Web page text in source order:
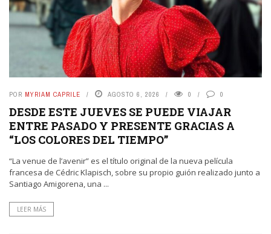
POR MYRIAM CAPRILE AGOSTO 6, 2026 0 0
DESDE ESTE JUEVES SE PUEDE VIAJAR
ENTRE PASADO Y PRESENTE GRACIAS A
“LOS COLORES DEL TIEMPO”
“La venue de l’avenir” es el título original de la nueva película
francesa de Cédric Klapisch, sobre su propio guión realizado junto a
Santiago Amigorena, una ...
LEER MÁS